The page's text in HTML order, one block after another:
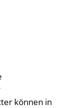
können in